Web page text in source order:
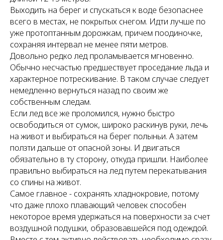
Выходить на берег и спускаться к воде безопаснее
всего в местах, не покрытых снегом. Идти лучше по
уже протоптанным дорожкам, причем поодиночке,
сохраняя интервал не менее пяти метров.
Довольно редко лед проламывается мгновенно.
Обычно несчастью предшествует проседание льда и
характерное потрескивание. В таком случае следует
немедленно вернуться назад по своим же
собственным следам.
Если лед все же проломился, нужно быстро
освободиться от сумок, широко раскинув руки, лечь
на живот и выбираться на берег полыньи. А затем
ползти дальше от опасной зоны. И двигаться
обязательно в ту сторону, откуда пришли. Наиболее
правильно выбираться на лед путем перекатывания
со спины на живот.
Самое главное - сохранять хладнокровие, потому
что даже плохо плавающий человек способен
некоторое время удержаться на поверхности за счет
воздушной подушки, образовавшейся под одеждой.